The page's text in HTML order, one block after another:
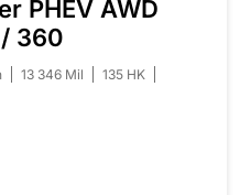
NYINKOMMEN
PHEV AWD
360
13 346 Mil
135 HK